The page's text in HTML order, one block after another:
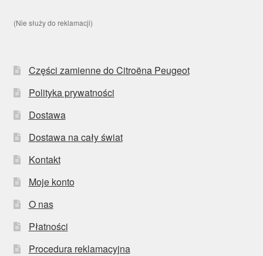
(Nie służy do reklamacji)
Części zamienne do Citroëna Peugeot
Polityka prywatności
Dostawa
Dostawa na cały świat
Kontakt
Moje konto
O nas
Płatności
Procedura reklamacyjna